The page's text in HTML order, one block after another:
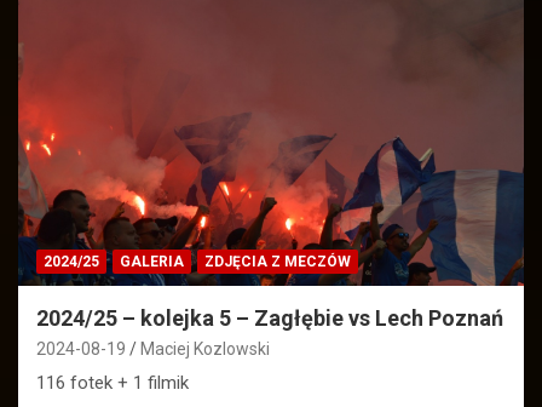
2024/25 GALERIA ZDJĘCIA Z MECZÓW
2024/25 – kolejka 5 – Zagłębie vs Lech Poznań
2024-08-19 Maciej Kozlowski
116 fotek + 1 filmik